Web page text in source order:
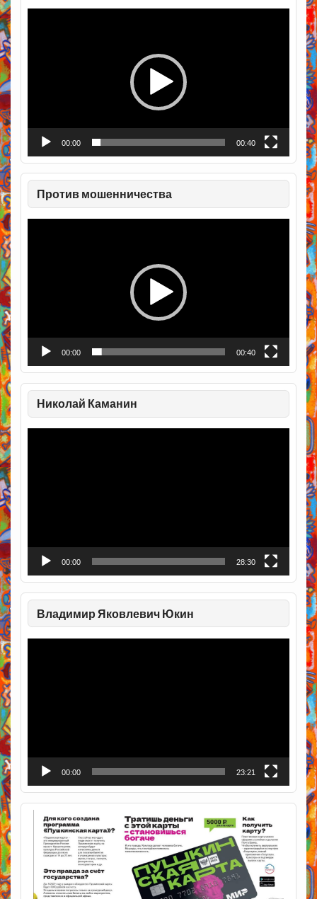
00:00 00:40
Против мошенничества
Видеоплеер
00:00 00:40
Николай Каманин
Видеоплеер
00:00 28:30
Владимир Яковлевич Юкин
Видеоплеер
00:00 23:21